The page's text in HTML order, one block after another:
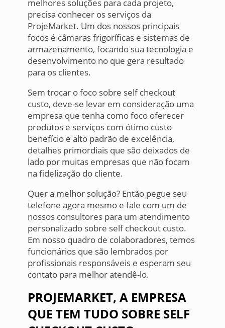
melhores soluções para cada projeto,
precisa conhecer os serviços da
ProjeMarket. Um dos nossos principais
focos é câmaras frigoríficas e sistemas de
armazenamento, focando sua tecnologia e
desenvolvimento no que gera resultado
para os clientes.
Sem trocar o foco sobre self checkout
custo, deve-se levar em consideração uma
empresa que tenha como foco oferecer
produtos e serviços com ótimo custo
benefício e alto padrão de excelência,
detalhes primordiais que são deixados de
lado por muitas empresas que não focam
na fidelização do cliente.
Quer a melhor solução? Então pegue seu
telefone agora mesmo e fale com um de
nossos consultores para um atendimento
personalizado sobre self checkout custo.
Em nosso quadro de colaboradores, temos
funcionários que são lembrados por
profissionais responsáveis e esperam seu
contato para melhor atendê-lo.
PROJEMARKET, A EMPRESA
QUE TEM TUDO SOBRE SELF